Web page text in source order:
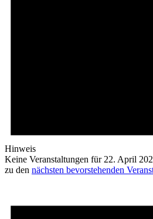
Hinweis
Keine Veranstaltungen für 22. April
zu den nächsten bevorstehenden